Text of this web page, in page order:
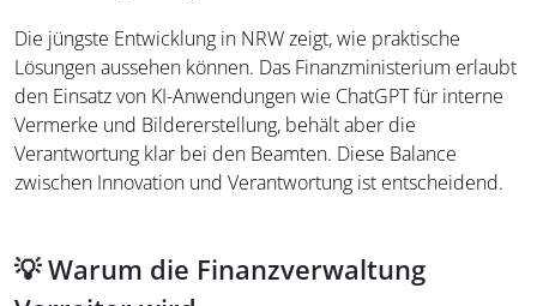
Die jüngste Entwicklung in NRW zeigt, wie praktische
Lösungen aussehen können. Das Finanzministerium erlaubt
den Einsatz von KI-Anwendungen wie ChatGPT für interne
Vermerke und Bildererstellung, behält aber die
Verantwortung klar bei den Beamten. Diese Balance
zwischen Innovation und Verantwortung ist entscheidend.
💡 Warum die Finanzverwaltung